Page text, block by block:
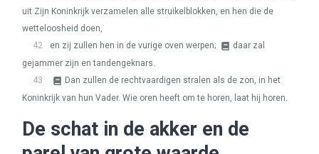
uit Zijn Koninkrijk verzamelen alle struikelblokken, en hen die de
wetteloosheid doen,
42
en zij zullen hen in de vurige oven werpen;
daar zal
gejammer zijn en tandengeknars.
43
Dan zullen de rechtvaardigen stralen als de zon, in het
Koninkrijk van hun Vader. Wie oren heeft om te horen, laat hij horen.
De schat in de akker en de